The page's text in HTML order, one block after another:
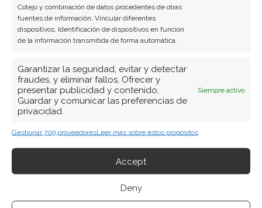
Cotejo y combinación de datos procedentes de otras
fuentes de información, Vincular diferentes
dispositivos, Identificación de dispositivos en función
de la información transmitida de forma automática.
Garantizar la seguridad, evitar y detectar
fraudes, y eliminar fallos, Ofrecer y
presentar publicidad y contenido,
Guardar y comunicar las preferencias de
privacidad.
Siempre activo
Gestionar 709 proveedoresLeer más sobre estos propósitos
Accept
Deny